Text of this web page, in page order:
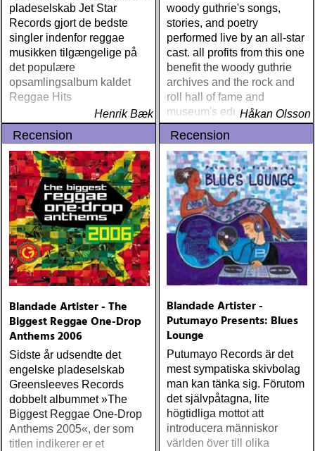
pladeselskab Jet Star
Records gjort de bedste
singler indenfor reggae
musikken tilgængelige på
det populære
opsamlingsalbum kaldet
Reggae Hits
Henrik Bæk
woody guthrie's songs,
stories, and poetry
performed live by an all-star
cast. all profits from this one
benefit the woody guthrie
archives and the rock and
roll hall of fame and
museum's educational
foundation.
Håkan Olsson
Recension
Blandade Artister - The
Biggest Reggae One-Drop
Anthems 2006
Sidste år udsendte det
engelske pladeselskab
Greensleeves Records
dobbelt albummet »The
Biggest Reggae One-Drop
Anthems 2005«, der som
titlen indikerer er et
Recension
Blandade Artister -
Putumayo Presents: Blues
Lounge
Putumayo Records är det
mest sympatiska skivbolag
man kan tänka sig. Förutom
det självpåtagna, lite
högtidliga mottot att
introducera människor
världen över till olika